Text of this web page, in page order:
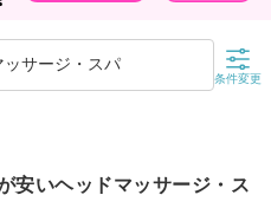
サージ・スパ
条件変更
安いヘッドマッサージ・ス